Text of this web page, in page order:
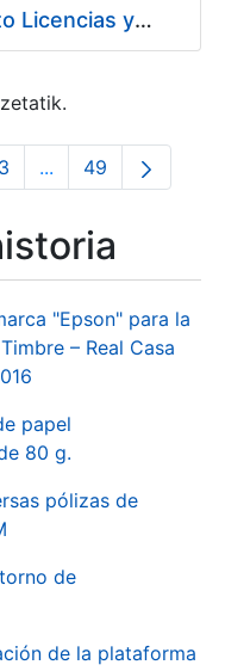
Servicio de Mantenimiento Licencias y Soporte a Implantación Liferay de CERES
Use TAB to navigate.
Orrialdea
...Intermediate
Orrialdea
49
"Epson" para la
– Real Casa
papel
80 g.
pólizas de
de
de la plataforma